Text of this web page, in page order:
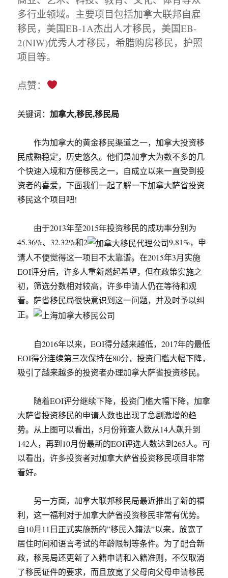
多行业领域。主要项目包括加拿大联邦自雇
移民，美国EB-1A杰出人才移民，美国EB-
2(NIW)优秀人才移民，希腊购房移民，护照
项目等。
点赞：
关键词：加拿大,移民,移民局
作为加拿大的黄金移民渠道之一，加拿大投资移
民成熟稳定，历史悠久。他们是加拿大为数不多的几
个快速入境和方便移民之一，自成立以来一直受到投
资者的喜爱，下面我们一起了解一下加拿大萨省投资
移民这个项目吧!
由于2013年至2015年投资移民的成功率分别为
45.36%、32.32%和2
9.81%，申
请人不便觉得这一项目不太靠谱。在2015年3月实施
EOI评分后，许多人重新燃起希望，但在政策实施之
初，筛选分数相对较高，许多申请人仍在等待和观
看。萨省移民局很快意识到这一问题，并及时予以纠
正。
自2016年以来，EOI得分越来越低，2017年的最低
EOI得分连续第三次保持在80分，投资门槛大幅下降，
吸引了越来越多的投资者办理加拿大萨省投资移民。
随着EOI评分继续下降，投资门槛大幅下降，加拿
大萨省投资移民的申请人数也出现了急剧激增的趋
势。从上图可以看出，5月份筛查人数从14人飙升到
142人，再到10月份最新的EOI评选人数达到265人。可
以看出，许多投资者对加拿大萨省投资移民项目非常
看好。
另一方面，加拿大联邦移民局最近推出了新的福
利，这一福利对于加拿大萨省投资移民非常有优势。
自10月11日正式实施新的”移民入籍法”以来，放宽了
居住时间和语言考试的年龄限制等条件。为了配合新
政，移民局还更新了入籍申请和入籍准则，不仅取消
了移民证件的要求，而且放宽了父母向父母申请移民